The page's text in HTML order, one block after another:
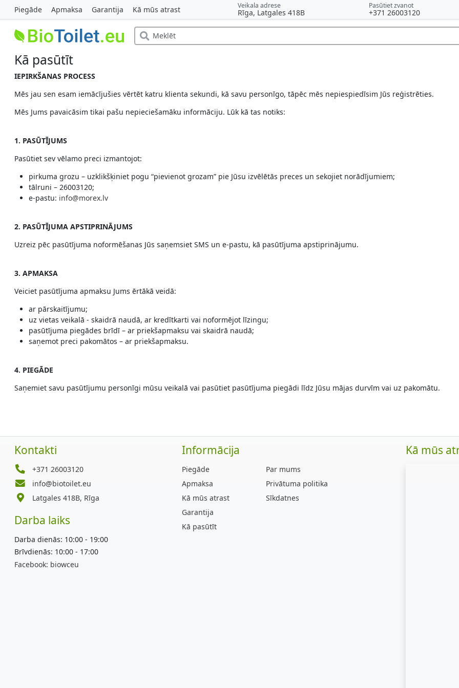
Piegāde Apmaksa Garantija Kā mūs atrast Veikala adrese
Rīga, Latgales 418B
Pasūtiet zvanot
+371 26003120
Kā pasūtīt
IEPIRKŠANAS PROCESS
Mēs jau sen esam iemācījušies vērtēt katru klienta sekundi, kā savu personīgo, tāpēc mēs nepiespiedīsim Jūs reģistrēties.
Mēs Jums pavaicāsim tikai pašu nepieciešamāku informāciju. Lūk kā tas notiks:
1. PASŪTĪJUMS
Pasūtiet sev vēlamo preci izmantojot:
pirkuma grozu – uzklikšķiniet pogu “pievienot grozam” pie Jūsu izvēlētās preces un sekojiet norādījumiem;
tālruni – 26003120;
e-pastu: info@morex.lv
2. PASŪTĪJUMA APSTIPRINĀJUMS
Uzreiz pēc pasūtījuma noformēšanas Jūs saņemsiet SMS un e-pastu, kā pasūtījuma apstiprinājumu.
3. APMAKSA
Veiciet pasūtījuma apmaksu Jums ērtākā veidā:
ar pārskaitījumu;
uz vietas veikalā - skaidrā naudā, ar kredītkarti vai noformējot līzingu;
pasūtījuma piegādes brīdī – ar priekšapmaksu vai skaidrā naudā;
saņemot preci pakomātos – ar priekšapmaksu.
4. PIEGĀDE
Saņemiet savu pasūtījumu personīgi mūsu veikalā vai pasūtiet pasūtījuma piegādi līdz Jūsu mājas durvīm vai uz pakomātu.
Kontakti
+371 26003120
info@biotoilet.eu
Latgales 418B, Rīga
Darba laiks
Darba dienās: 10:00 - 19:00
Brīvdienās: 10:00 - 17:00
Facebook: biowceu
Informācija
Piegāde
Apmaksa
Kā mūs atrast
Garantija
Kā pasūtīt
Par mums
Privātuma politika
Sīkdatnes
Kā mūs